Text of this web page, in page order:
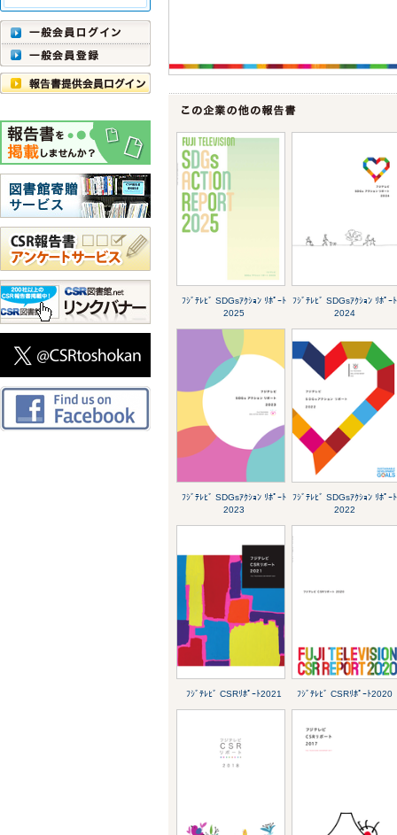
ﾌｼﾞﾃﾚﾋﾞ SDGsｱｸｼｮﾝ ﾘﾎﾟｰﾄ
2025
ﾌｼﾞﾃﾚﾋﾞ SDGsｱｸｼｮﾝ ﾘﾎﾟｰﾄ
2024
ﾌｼﾞﾃﾚﾋﾞ SDGsｱｸｼｮﾝ ﾘﾎﾟｰﾄ
2023
ﾌｼﾞﾃﾚﾋﾞ SDGsｱｸｼｮﾝ ﾘﾎﾟｰﾄ
2022
ﾌｼﾞﾃﾚﾋﾞ CSRﾘﾎﾟｰﾄ2021 ﾌｼﾞﾃﾚﾋﾞ CSRﾘﾎﾟｰﾄ2020